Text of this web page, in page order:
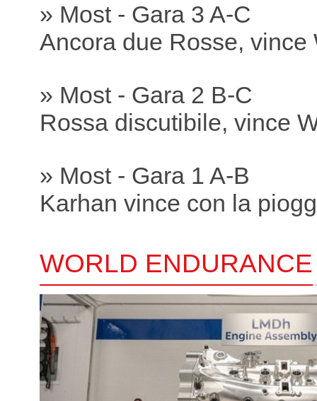
» Most - Gara 3 A-C
Ancora due Rosse, vince
» Most - Gara 2 B-C
Rossa discutibile, vince
» Most - Gara 1 A-B
Karhan vince con la
WORLD ENDURANCE